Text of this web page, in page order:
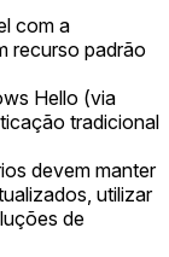
com a
recurso padrão
Hello (via
tradicional
devem manter
utilizar
de